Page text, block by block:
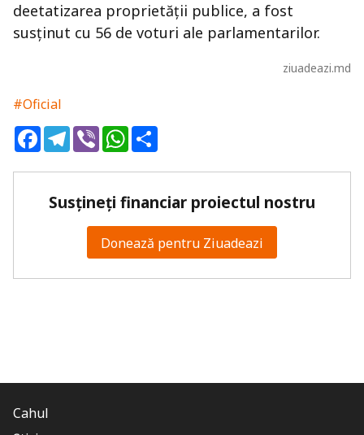
deetatizarea proprietății publice, a fost
susținut cu 56 de voturi ale parlamentarilor.
ziuadeazi.md
#Oficial
FacebookTelegram
ViberWhatsApp
Susțineți financiar proiectul nostru
Donează pentru Ziuadeazi
Cahul